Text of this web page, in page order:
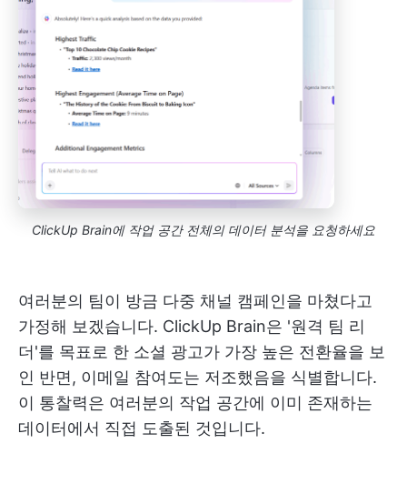
ClickUp Brain에 작업 공간 전체의 데이터 분석을 요청하세요
여러분의 팀이 방금 다중 채널 캠페인을 마쳤다고
가정해 보겠습니다. ClickUp Brain은 '원격 팀 리
더'를 목표로 한 소셜 광고가 가장 높은 전환율을 보
인 반면, 이메일 참여도는 저조했음을 식별합니다.
이 통찰력은 여러분의 작업 공간에 이미 존재하는
데이터에서 직접 도출된 것입니다.